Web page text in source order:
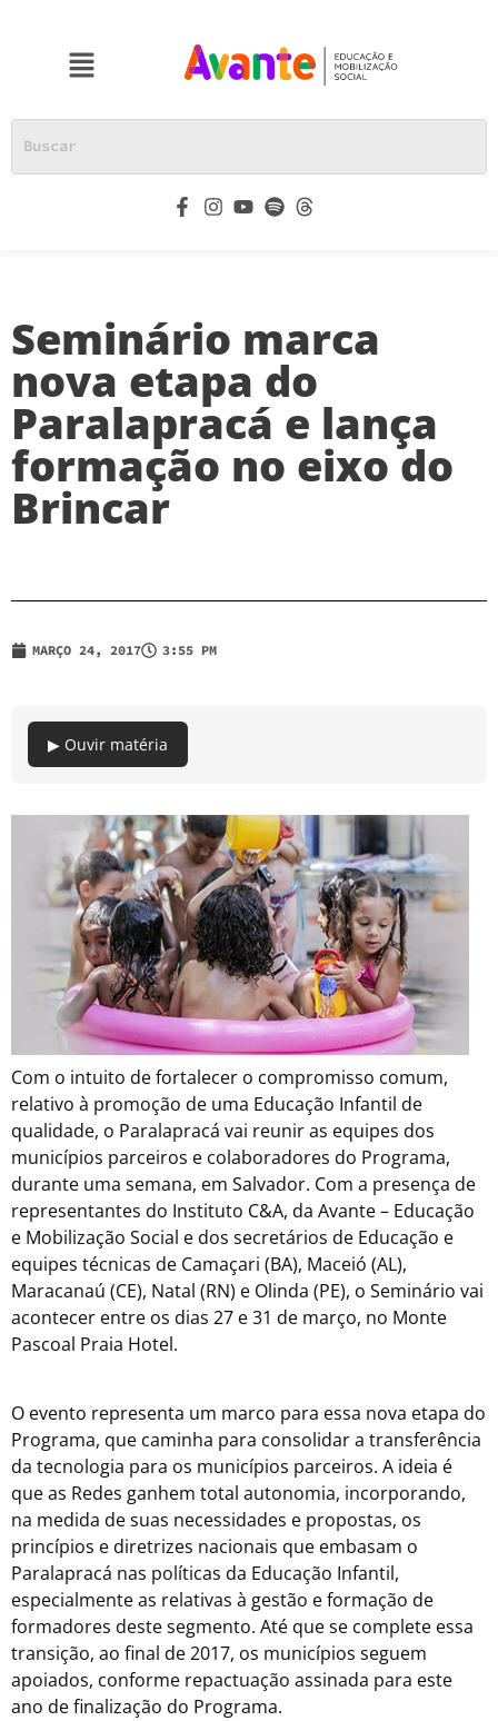
Seminário marca
nova etapa do
Paralapracá e lança
formação no eixo do
Brincar
MARÇO 24, 2017 3:55 PM
▶ Ouvir matéria
Com o intuito de fortalecer o compromisso comum,
relativo à promoção de uma Educação Infantil de
qualidade, o Paralapracá vai reunir as equipes dos
municípios parceiros e colaboradores do Programa,
durante uma semana, em Salvador. Com a presença de
representantes do Instituto C&A, da Avante – Educação
e Mobilização Social e dos secretários de Educação e
equipes técnicas de Camaçari (BA), Maceió (AL),
Maracanaú (CE), Natal (RN) e Olinda (PE), o Seminário vai
acontecer entre os dias 27 e 31 de março, no Monte
Pascoal Praia Hotel.
O evento representa um marco para essa nova etapa do
Programa, que caminha para consolidar a transferência
da tecnologia para os municípios parceiros. A ideia é
que as Redes ganhem total autonomia, incorporando,
na medida de suas necessidades e propostas, os
princípios e diretrizes nacionais que embasam o
Paralapracá nas políticas da Educação Infantil,
especialmente as relativas à gestão e formação de
formadores deste segmento. Até que se complete essa
transição, ao final de 2017, os municípios seguem
apoiados, conforme repactuação assinada para este
ano de finalização do Programa.